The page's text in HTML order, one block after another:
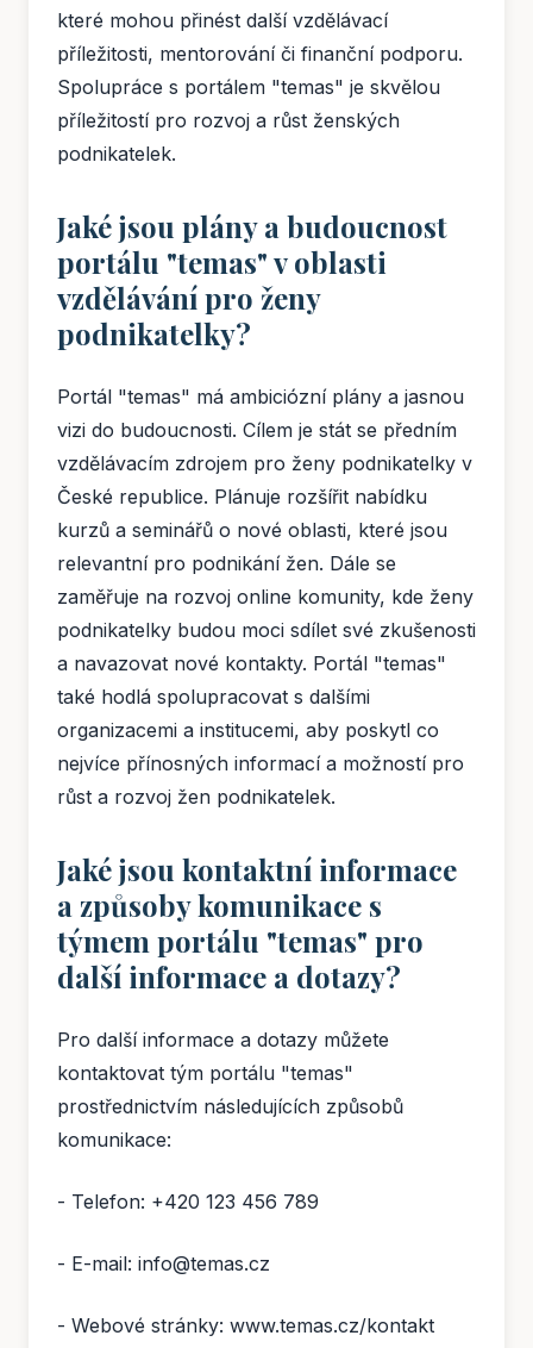
které mohou přinést další vzdělávací
příležitosti, mentorování či finanční podporu.
Spolupráce s portálem "temas" je skvělou
příležitostí pro rozvoj a růst ženských
podnikatelek.
Jaké jsou plány a budoucnost
portálu "temas" v oblasti
vzdělávání pro ženy
podnikatelky?
Portál "temas" má ambiciózní plány a jasnou
vizi do budoucnosti. Cílem je stát se předním
vzdělávacím zdrojem pro ženy podnikatelky v
České republice. Plánuje rozšířit nabídku
kurzů a seminářů o nové oblasti, které jsou
relevantní pro podnikání žen. Dále se
zaměřuje na rozvoj online komunity, kde ženy
podnikatelky budou moci sdílet své zkušenosti
a navazovat nové kontakty. Portál "temas"
také hodlá spolupracovat s dalšími
organizacemi a institucemi, aby poskytl co
nejvíce přínosných informací a možností pro
růst a rozvoj žen podnikatelek.
Jaké jsou kontaktní informace
a způsoby komunikace s
týmem portálu "temas" pro
další informace a dotazy?
Pro další informace a dotazy můžete
kontaktovat tým portálu "temas"
prostřednictvím následujících způsobů
komunikace:
- Telefon: +420 123 456 789
- E-mail: info@temas.cz
- Webové stránky: www.temas.cz/kontakt